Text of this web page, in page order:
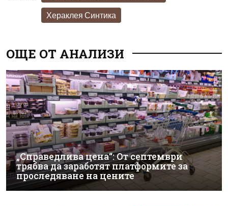
Хераклея Синтика
ОЩЕ ОТ АНАЛИЗИ
„Справедлива цена“: От септември
трябва да заработят платформите за
проследяване на цените